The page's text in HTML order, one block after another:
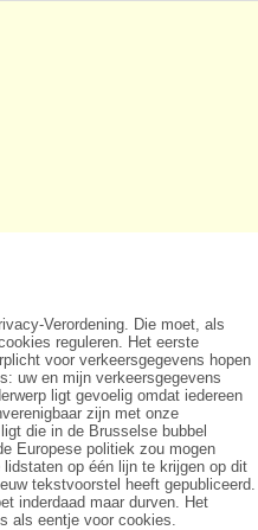
Verordening. Die moet, als
reguleren. Het eerste
voor verkeersgegevens hopen
uw en mijn verkeersgegevens
ligt gevoelig omdat iedereen
zijn met onze
die in de Brusselse bubbel
Europese politiek zou mogen
op één lijn te krijgen op dit
tekstvoorstel heeft gepubliceerd.
inderdaad maar durven. Het
als eentje voor cookies.